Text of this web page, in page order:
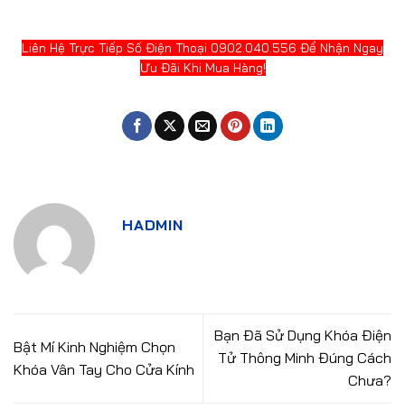
Liên Hệ Trực Tiếp Số Điện Thoại 0902.040.556 Để Nhận Ngay
Ưu Đãi Khi Mua Hàng!
HADMIN
Bật Mí Kinh Nghiệm Chọn
Khóa Vân Tay Cho Cửa Kính
Bạn Đã Sử Dụng Khóa Điện
Tử Thông Minh Đúng Cách
Chưa?